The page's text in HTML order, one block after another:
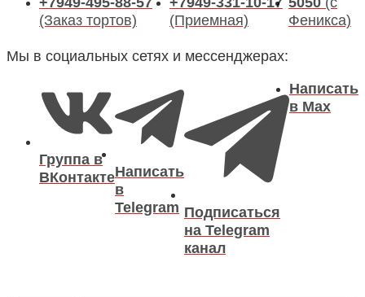
(Заказ тортов)
(Приемная)
Феникса)
Мы в социальных сетях и мессенджерах:
Группа в
ВКонтактеНаписать
в
Telegram Подписаться
на Telegram
канал
Написать
в Max